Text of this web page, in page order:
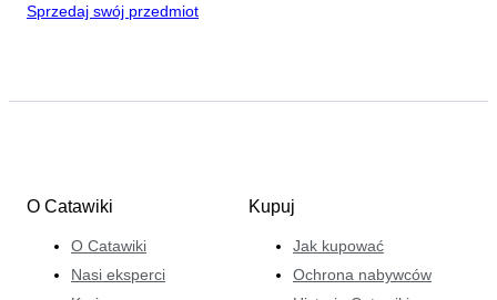
Sprzedaj swój przedmiot
O Catawiki
O Catawiki
Nasi eksperci
Kupuj
Jak kupować
Ochrona nabywców